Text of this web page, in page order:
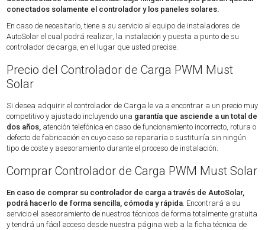
conectados solamente el controlador y los paneles solares.
En caso de necesitarlo, tiene a su servicio al equipo de instaladores de
AutoSolar el cual podrá realizar, la instalación y puesta a punto de su
controlador de carga, en el lugar que usted precise.
Precio del Controlador de Carga PWM Must
Solar
Si desea adquirir el controlador de Carga le va a encontrar a un precio muy
competitivo y ajustado incluyendo una garantía que asciende a un total de
dos años, atención telefónica en caso de funcionamiento incorrecto, rotura o
defecto de fabricación en cuyo caso se repararía o sustituiría sin ningún
tipo de coste y asesoramiento durante el proceso de instalación.
Comprar Controlador de Carga PWM Must Solar
En caso de comprar su controlador de carga a través de AutoSolar,
podrá hacerlo de forma sencilla, cómoda y rápida. Encontrará a su
servicio el asesoramiento de nuestros técnicos de forma totalmente gratuita
y tendrá un fácil acceso desde nuestra página web a la ficha técnica de